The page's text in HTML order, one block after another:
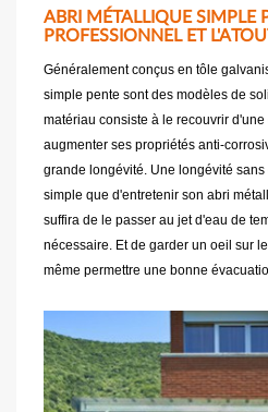
ABRI MÉTALLIQUE SIMPLE
PROFESSIONNEL ET
Généralement conçus en tôle
simple pente sont des modèles de
matériau consiste à le recouvrir
augmenter ses propriétés anti-
grande longévité. Une longévité
simple que d'entretenir son abri
suffira de le passer au jet d'eau de
nécessaire. Et de garder un oeil sur
même permettre une bonne